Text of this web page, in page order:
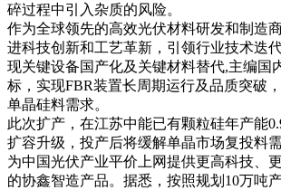
碎过程中引入杂质的风险。
作为全球领先的高效光伏材料研发和制造
进科技创新和工艺革新，引领行业技术迭
现关键设备国产化及关键材料替代,主编国
标，实现FBR装置长周期运行及品质突破
单晶硅料需求。
此次扩产，在江苏中能已有颗粒硅年产能
扩容升级，投产后将缓解单晶市场复投料
为中国光伏产业平价上网提供更高科技、
的协鑫智造产品。据悉，按照规划10万吨